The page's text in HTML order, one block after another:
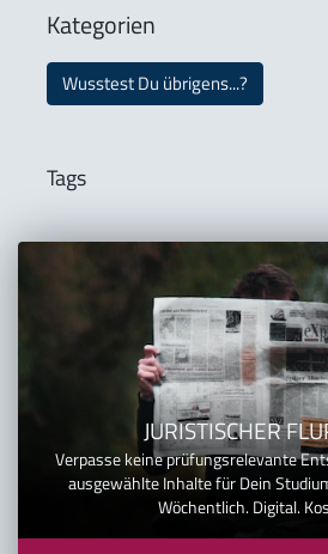
Kategorien
Wusstest Du übrigens...?
Tags
JURISTISCHER
Verpasse keine prüfungsrelevante
ausgewählte Inhalte für Dein
Wöchentlich. Digital.